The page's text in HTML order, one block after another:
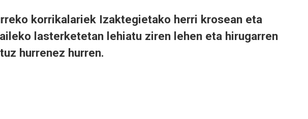
korrikalariek Izaktegietako herri krosean eta
lasterketetan lehiatu ziren lehen eta hirugarren
hurrenez hurren.